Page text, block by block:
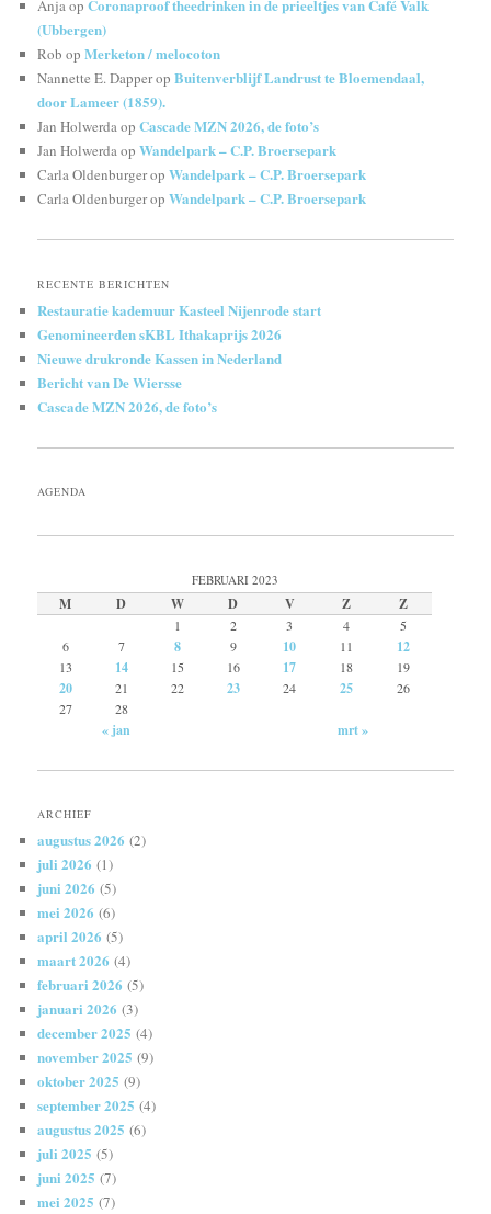
AnjaopCoronaproof theedrinken in de prieeltjes van Café Valk
(Ubbergen)
Rob opMerketon / melocoton
Nannette E. DapperopBuitenverblijf Landrust te Bloemendaal,
door Lameer (1859).
Jan HolwerdaopCascade MZN 2026, de foto’s
Jan HolwerdaopWandelpark – C.P. Broersepark
Carla OldenburgeropWandelpark – C.P. Broersepark
Carla OldenburgeropWandelpark – C.P. Broersepark
RECENTE BERICHTEN
Restauratie kademuur Kasteel Nijenrode start
Genomineerden sKBL Ithakaprijs 2026
Nieuwe drukronde Kassen in Nederland
Bericht van De Wiersse
Cascade MZN 2026, de foto’s
AGENDA
FEBRUARI 2023
M D W D V Z Z
1 2 3 4
5
6
7 8 9 10 11 12
13 14 15 16 17 18 19
20 21 22 23 24 25
26
27
28
« jan mrt »
ARCHIEF
augustus 2026 (2)
juli 2026 (1)
juni 2026 (5)
mei 2026 (6)
april 2026 (5)
maart 2026 (4)
februari 2026 (5)
januari 2026 (3)
december 2025 (4)
november 2025 (9)
oktober 2025 (9)
september 2025 (4)
augustus 2025 (6)
juli 2025 (5)
juni 2025 (7)
mei 2025 (7)